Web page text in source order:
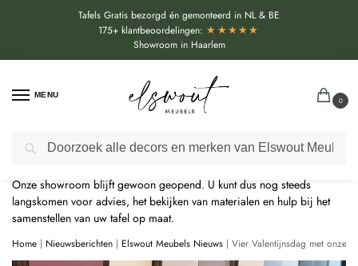
Tafels Gratis bezorgd én gemonteerd in NL & BE
175+ klantbeoordelingen: ★★★★★
Showroom in Haarlem
MENU
0
Door de bouwvakperiode geldt momenteel een extra levertijd van
circa 3 weken bovenop de reguliere levertijd.
Onze showroom blijft gewoon geopend. U kunt dus nog steeds
langskomen voor advies, het bekijken van materialen en hulp bij het
samenstellen van uw tafel op maat.
Home | Nieuwsberichten | Elswout Meubels Nieuws | Vier Valentijnsdag met onze